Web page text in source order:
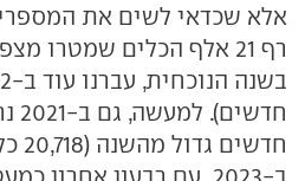
אלא שכדאי לשים את
רף 21 אלף הכלים שמטרו